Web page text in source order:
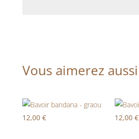
Vous aimerez aussi
12,00 € 12,00€